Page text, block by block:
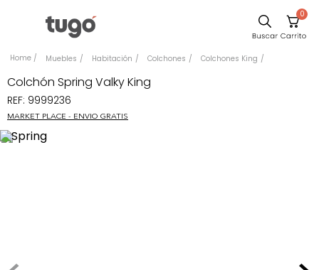
0
Muebles Habitación Colchones Colchones King
Colchón Spring Valky King
REF: 9999236
MARKET PLACE - ENVIO GRATIS
Comedor
Escritorio